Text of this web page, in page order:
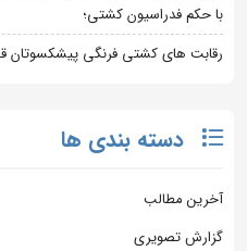
با حکم فدراسیون کشتی؛
رقابت های کشتی فرنگی پیشکسوتان
دسته بندی ها
آخرین مطالب
گزارش تصویری